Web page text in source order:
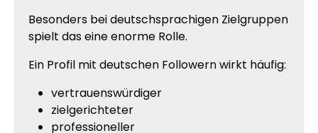
Besonders bei deutschsprachigen Zielgruppen
spielt das eine enorme Rolle.
Ein Profil mit deutschen Followern wirkt häufig:
vertrauenswürdiger
zielgerichteter
professioneller